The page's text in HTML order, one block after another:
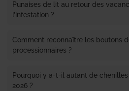
Punaises de lit au retour des
l’infestation ?
Comment reconnaître les boutons
processionnaires ?
Pourquoi y a-t-il autant de
2026 ?